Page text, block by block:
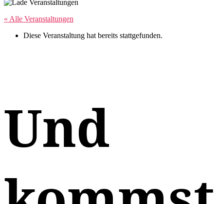
« Alle Veranstaltungen
Diese Veranstaltung hat bereits stattgefunden.
Und